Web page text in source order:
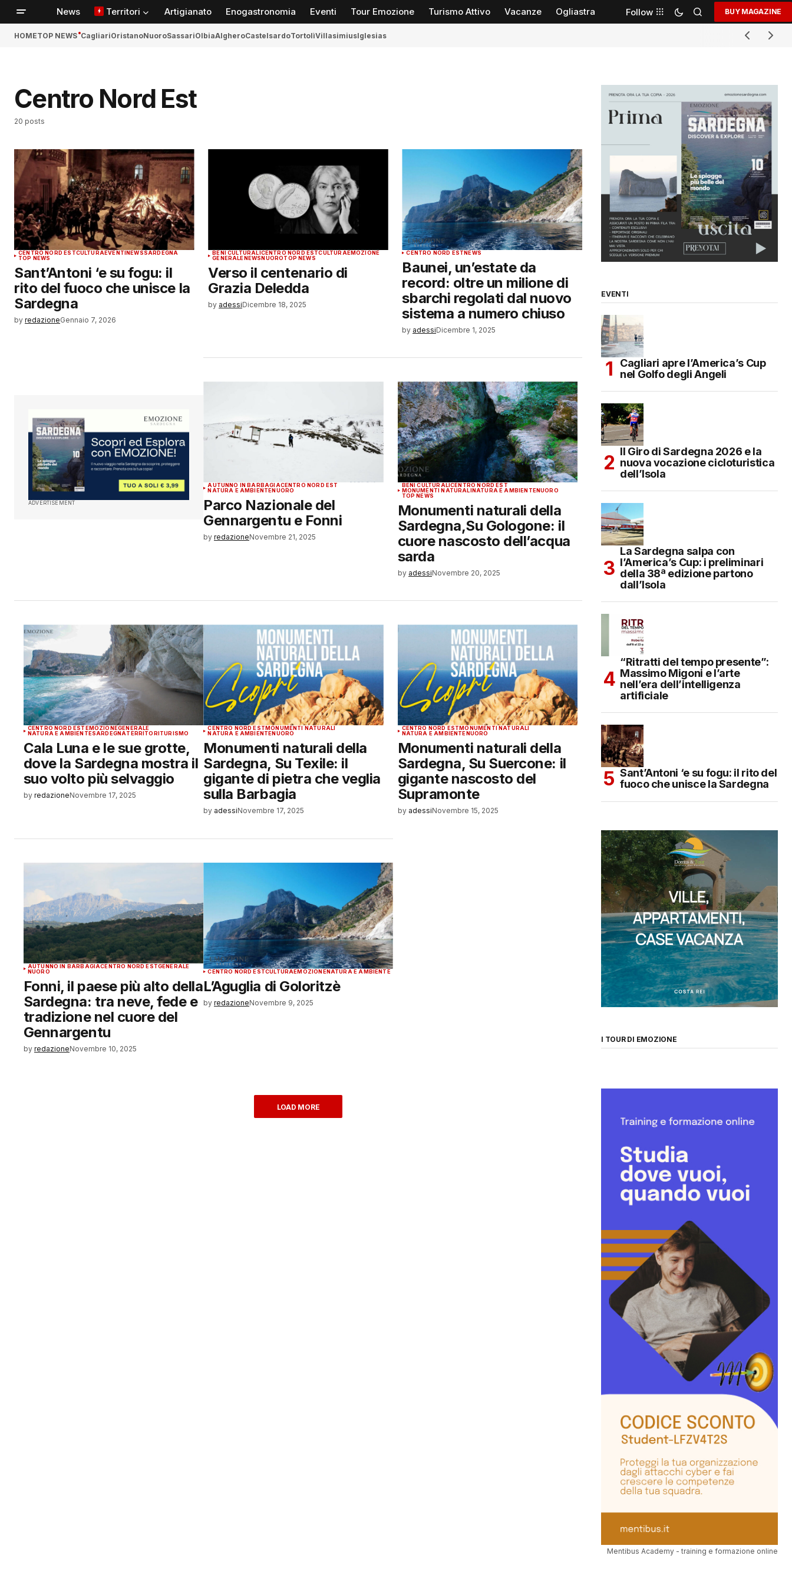
News Territori Artigianato Enogastronomia Eventi Tour Emozione Turismo Attivo Vacanze Ogliastra Follow BUY MAGAZINE
HOMETOP NEWS CagliariOristanoNuoroSassariOlbiaAlgheroCastelsardoTortolìVillasimiusIglesias
Centro Nord Est
20 posts
CENTRO NORD ESTCULTURAEVENTINEWSSARDEGNA
TOP NEWS
Sant’Antoni ‘e su fogu: il
rito del fuoco che unisce la
Sardegna
by redazioneGennaio 7, 2026
BENI CULTURALICENTRO NORD ESTCULTURAEMOZIONE
GENERALENEWSNUOROTOP NEWS
Verso il centenario di
Grazia Deledda
by adessiDicembre 18, 2025
CENTRO NORD ESTNEWS
Baunei, un’estate da
record: oltre un milione di
sbarchi regolati dal nuovo
sistema a numero chiuso
by adessiDicembre 1, 2025
ADVERTISEMENT
AUTUNNO IN BARBAGIACENTRO NORD EST
NATURA E AMBIENTENUORO
Parco Nazionale del
Gennargentu e Fonni
by redazioneNovembre 21, 2025
BENI CULTURALICENTRO NORD EST
MONUMENTI NATURALINATURA E AMBIENTENUORO
TOP NEWS
Monumenti naturali della
Sardegna,Su Gologone: il
cuore nascosto dell’acqua
sarda
by adessiNovembre 20, 2025
CENTRO NORD EST EMOZIONEGENERALE
NATURA E AMBIENTESARDEGNATERRITORI TURISMO
Cala Luna e le sue grotte,
dove la Sardegna mostra il
suo volto più selvaggio
by redazioneNovembre 17, 2025
CENTRO NORD EST MONUMENTI NATURALI
NATURA E AMBIENTENUORO
Monumenti naturali della
Sardegna, Su Texile: il
gigante di pietra che veglia
sulla Barbagia
by adessiNovembre 17, 2025
CENTRO NORD EST MONUMENTI NATURALI
NATURA E AMBIENTE NUORO
Monumenti naturali della
Sardegna, Su Suercone: il
gigante nascosto del
Supramonte
by adessiNovembre 15, 2025
AUTUNNO IN BARBAGIACENTRO NORD ESTGENERALE
NUORO
Fonni, il paese più alto della
Sardegna: tra neve, fede e
tradizione nel cuore del
Gennargentu
by redazioneNovembre 10, 2025
CENTRO NORD ESTCULTURAEMOZIONENATURA E AMBIENTE
L’Aguglia di Goloritzè
by redazioneNovembre 9, 2025
LOAD MORE
EVENTI
Cagliari apre l’America’s Cup
nel Golfo degli Angeli
Il Giro di Sardegna 2026 e la
nuova vocazione cicloturistica
dell’Isola
La Sardegna salpa con
l’America’s Cup: i preliminari
della 38ª edizione partono
dall’Isola
“Ritratti del tempo presente”:
Massimo Migoni e l’arte
nell’era dell’intelligenza
artificiale
Sant’Antoni ‘e su fogu: il rito del
fuoco che unisce la Sardegna
I TOUR DI EMOZIONE
Mentibus Academy - training e formazione online